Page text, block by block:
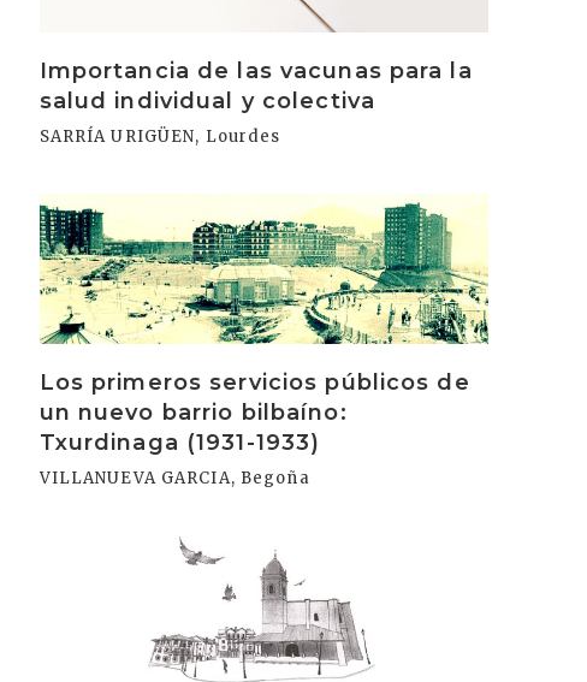
Importancia de las vacunas para la
salud individual y colectiva
SARRÍA URIGÜEN, Lourdes
Los primeros servicios públicos de
un nuevo barrio bilbaíno:
Txurdinaga (1931-1933)
VILLANUEVA GARCIA, Begoña
Irakurri